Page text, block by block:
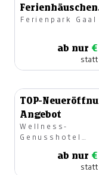
Ferienhäuschen
Alpenland in
Ferienpark Gaal
ab nur €
statt
TOP-
Angebot
Wellness-
Genusshotel
ab nur €
statt